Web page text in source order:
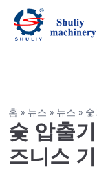
홈 » 뉴스 » 뉴스 »
숯 압출
즈니스